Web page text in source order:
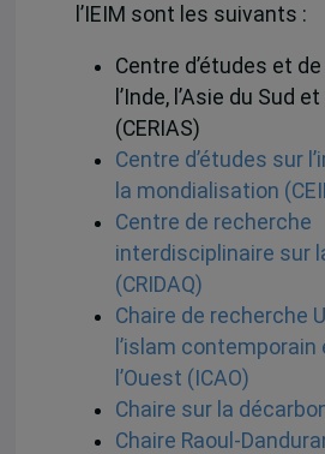
l’IEIM sont les suivants :
Centre d’études et
l’Inde, l’Asie du Sud
(CERIAS)
Centre d’études sur
la mondialisation
Centre de recherche
interdisciplinaire sur
(CRIDAQ)
Chaire de recherche
l’islam contemporain
l’Ouest (ICAO)
Chaire sur la
Chaire Raoul-